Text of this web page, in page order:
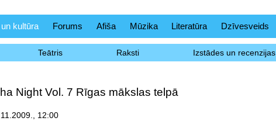
kultūra Forums Afiša Mūzika Literatūra Dzīvesveids
Teātris Raksti Izstādes un recenzijas
Night Vol. 7 Rīgas mākslas telpā
12:00